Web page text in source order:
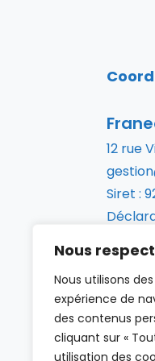
Nous
Nous utilisons
expérience de
des contenus
cliquant sur «
utilisation des
12 rue
Siret :